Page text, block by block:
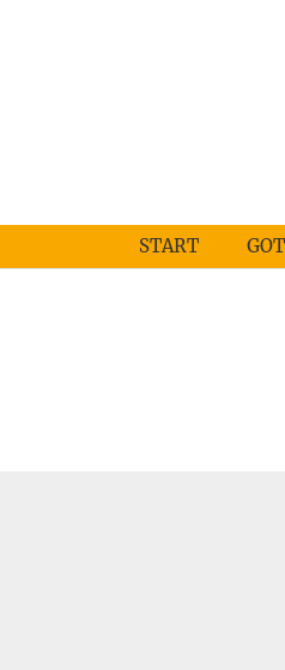
START